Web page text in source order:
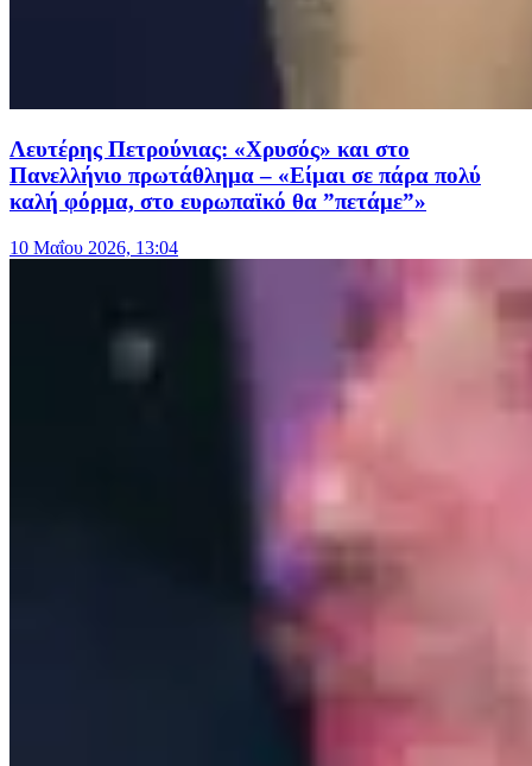
Λευτέρης Πετρούνιας: «Χρυσός» και στο
Πανελλήνιο πρωτάθλημα – «Είμαι σε πάρα πολύ
καλή φόρμα, στο ευρωπαϊκό θα ”πετάμε”»
10 Μαΐου 2026, 13:04